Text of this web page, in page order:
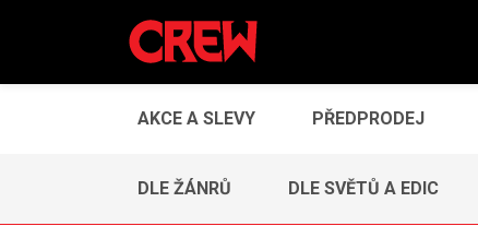
AKCE A SLEVY PŘEDPRODEJ
DLE ŽÁNRŮ DLE SVĚTŮ A EDIC